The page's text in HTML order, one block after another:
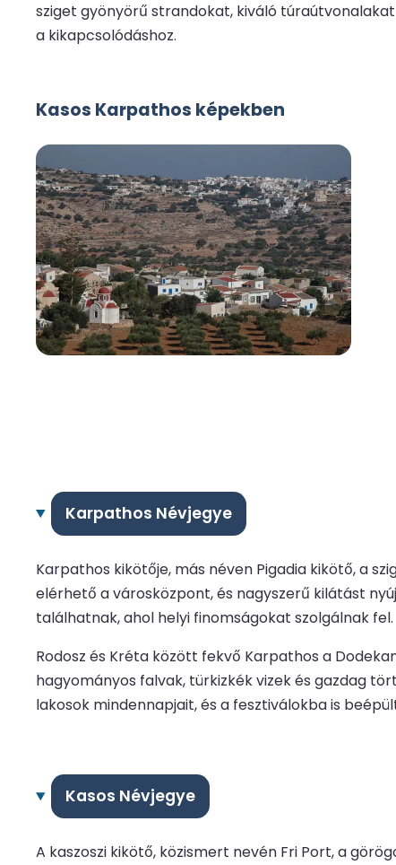
sziget gyönyörű strandokat, kiváló
a kikapcsolódáshoz.
Kasos Karpathos képekben
Karpathos Névjegye
Karpathos kikötője, más néven Pigadia kikötő, a
elérhető a városközpont, és nagyszerű kilátást
találhatnak, ahol helyi finomságokat szolgálnak fel.
Rodosz és Kréta között fekvő Karpathos a
hagyományos falvak, türkizkék vizek és gazdag
lakosok mindennapjait, és a fesztiválokba is
Kasos Névjegye
A kaszoszi kikötő, közismert nevén Fri Port, a